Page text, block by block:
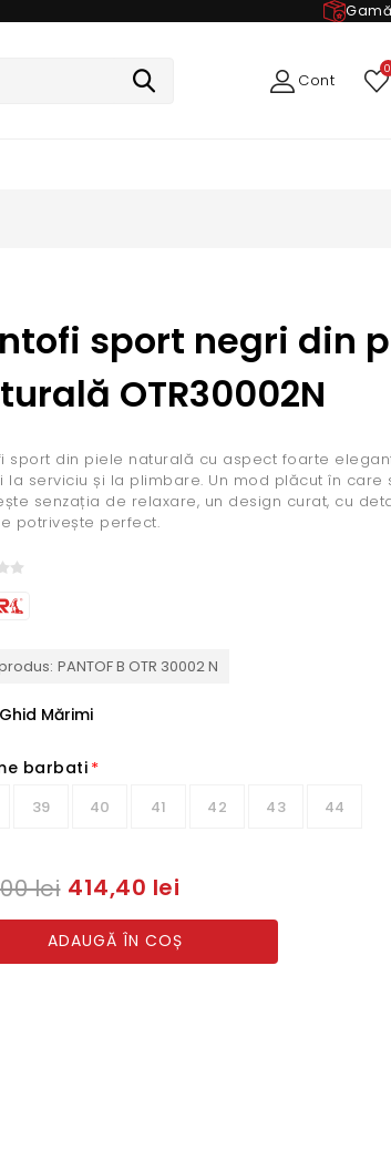
Cont
0
sport negri din
OTR30002N
sport din piele naturală cu aspect foarte
la serviciu și la plimbare. Un mod plăcut în care
senzația de relaxare, un design curat, cu
potrivește perfect.
PANTOF B OTR 30002 N
Ghid Mărimi
barbati*
39 40 41 42 43 44
lei 414,40 lei
ADAUGĂ ÎN COȘ